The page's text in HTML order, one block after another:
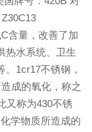
含量，改善了加
热水系统、卫生
1cr17不锈钢，
成的氧化，称之
又称为430不锈
学物质所造成的